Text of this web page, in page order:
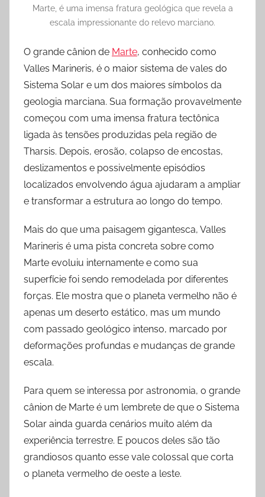
Marte, é uma imensa fratura geológica que revela a
escala impressionante do relevo marciano.
O grande cânion de Marte, conhecido como
Valles Marineris, é o maior sistema de vales do
Sistema Solar e um dos maiores símbolos da
geologia marciana. Sua formação provavelmente
começou com uma imensa fratura tectônica
ligada às tensões produzidas pela região de
Tharsis. Depois, erosão, colapso de encostas,
deslizamentos e possivelmente episódios
localizados envolvendo água ajudaram a ampliar
e transformar a estrutura ao longo do tempo.
Mais do que uma paisagem gigantesca, Valles
Marineris é uma pista concreta sobre como
Marte evoluiu internamente e como sua
superfície foi sendo remodelada por diferentes
forças. Ele mostra que o planeta vermelho não é
apenas um deserto estático, mas um mundo
com passado geológico intenso, marcado por
deformações profundas e mudanças de grande
escala.
Para quem se interessa por astronomia, o grande
cânion de Marte é um lembrete de que o Sistema
Solar ainda guarda cenários muito além da
experiência terrestre. E poucos deles são tão
grandiosos quanto esse vale colossal que corta
o planeta vermelho de oeste a leste.